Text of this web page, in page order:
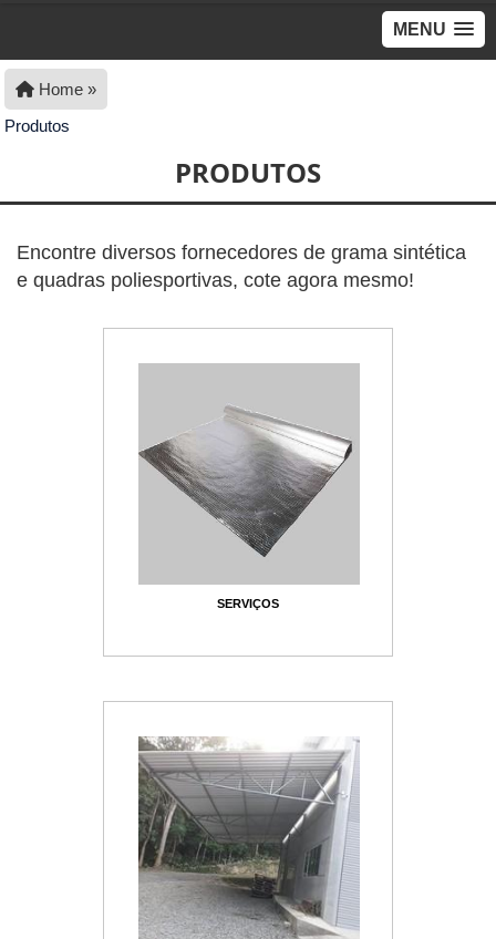
MENU
Home »
Produtos
PRODUTOS
Encontre diversos fornecedores de grama sintética
e quadras poliesportivas, cote agora mesmo!
SERVIÇOS